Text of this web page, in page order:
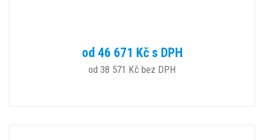
od 46 671 Kč s DPH
od 38 571 Kč bez DPH